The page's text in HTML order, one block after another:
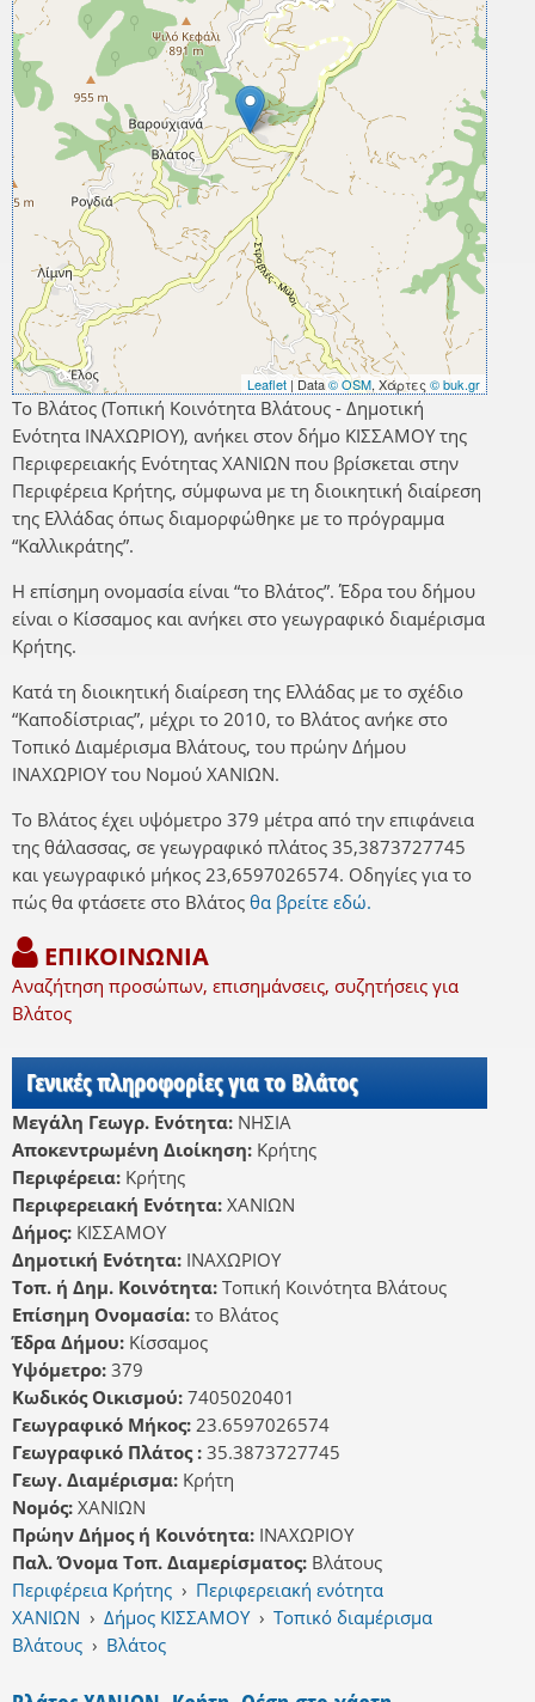
Leaflet | Data© OSM, Χάρτες © buk.gr
Το Βλάτος (Τοπική Κοινότητα Βλάτους - Δημοτική
Ενότητα ΙΝΑΧΩΡΙΟΥ), ανήκει στον δήμο ΚΙΣΣΑΜΟΥ της
Περιφερειακής Ενότητας ΧΑΝΙΩΝ που βρίσκεται στην
Περιφέρεια Κρήτης, σύμφωνα με τη διοικητική διαίρεση
της Ελλάδας όπως διαμορφώθηκε με το πρόγραμμα
“Καλλικράτης”.
Η επίσημη ονομασία είναι “το Βλάτος”. Έδρα του δήμου
είναι ο Κίσσαμος και ανήκει στο γεωγραφικό διαμέρισμα
Κρήτης.
Κατά τη διοικητική διαίρεση της Ελλάδας με το σχέδιο
“Καποδίστριας”, μέχρι το 2010, το Βλάτος ανήκε στο
Τοπικό Διαμέρισμα Βλάτους, του πρώην Δήμου
ΙΝΑΧΩΡΙΟΥ του Νομού ΧΑΝΙΩΝ.
Το Βλάτος έχει υψόμετρο 379 μέτρα από την επιφάνεια
της θάλασσας, σε γεωγραφικό πλάτος 35,3873727745
και γεωγραφικό μήκος 23,6597026574. Οδηγίες για το
πώς θα φτάσετε στο Βλάτος θα βρείτε εδώ.
ΕΠΙΚΟΙΝΩΝΙΑ
Αναζήτηση προσώπων, επισημάνσεις, συζητήσεις για
Βλάτος
Γενικές πληροφορίες για το Βλάτος
Μεγάλη Γεωγρ. Ενότητα: ΝΗΣΙΑ
Αποκεντρωμένη Διοίκηση: Κρήτης
Περιφέρεια: Κρήτης
Περιφερειακή Ενότητα: ΧΑΝΙΩΝ
Δήμος: ΚΙΣΣΑΜΟΥ
Δημοτική Ενότητα: ΙΝΑΧΩΡΙΟΥ
Τοπ. ή Δημ. Κοινότητα: Τοπική Κοινότητα Βλάτους
Επίσημη Ονομασία: το Βλάτος
Έδρα Δήμου: Κίσσαμος
Υψόμετρο: 379
Κωδικός Οικισμού: 7405020401
Γεωγραφικό Μήκος: 23.6597026574
Γεωγραφικό Πλάτος : 35.3873727745
Γεωγ. Διαμέρισμα: Κρήτη
Νομός: ΧΑΝΙΩΝ
Πρώην Δήμος ή Κοινότητα: ΙΝΑΧΩΡΙΟΥ
Παλ. Όνομα Τοπ. Διαμερίσματος: Βλάτους
Περιφέρεια Κρήτης › Περιφερειακή ενότητα
ΧΑΝΙΩΝ › Δήμος ΚΙΣΣΑΜΟΥ › Τοπικό διαμέρισμα
Βλάτους › Βλάτος